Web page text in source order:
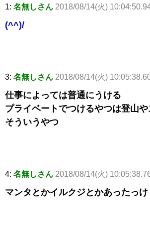
1: 名無しさん 2018/08/14(火)
(^^)/
3: 名無しさん 2018/08/14(火)
仕事によっては普通にうける
プライベートでつけるやつは登山
そういうやつ
4: 名無しさん 2018/08/14(火)
マンタとかイルクジとかあったっけ